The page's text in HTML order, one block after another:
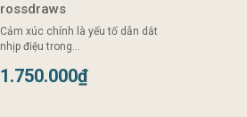
rossdraws
Cảm xúc chính là yếu tố dẫn dắt
nhịp điệu trong...
1.750.000₫